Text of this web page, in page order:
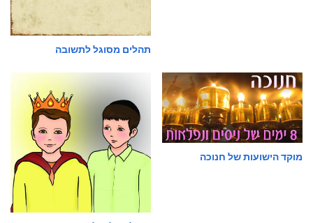
תהלים מסוגל לתשובה
מוקד הישועות של חנוכה